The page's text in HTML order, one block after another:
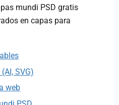
mundi PSD gratis
en capas para
SVG)
web